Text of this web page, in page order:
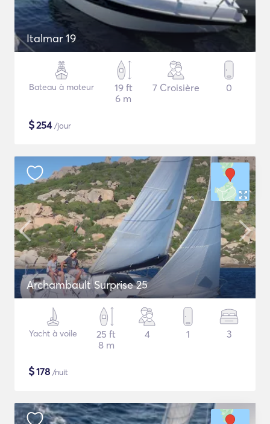
Italmar 19
Bateau à moteur
19 ft
6 m
7 Croisière 0
$254/jour
Archambault Surprise 25
Yacht à voile
25 ft
8 m
4 1 3
$178 /nuit